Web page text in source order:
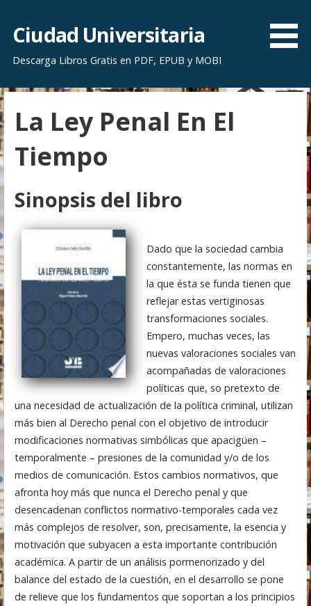
r
a
l
c
o
n
e
n
i
d
o
Ciudad Universitaria
Descarga Libros Gratis en PDF, EPUB y MOBI
La Ley Penal En El
Tiempo
Sinopsis del libro
Dado que la sociedad cambia
constantemente, las normas en
la que ésta se funda tienen que
reflejar estas vertiginosas
transformaciones sociales.
Empero, muchas veces, las
nuevas valoraciones sociales van
acompañadas de valoraciones
políticas que, so pretexto de
una necesidad de actualización de la política criminal, utilizan
más bien al Derecho penal con el objetivo de introducir
modificaciones normativas simbólicas que apacigüen –
temporalmente – presiones de la comunidad y/o de los
medios de comunicación. Estos cambios normativos, que
afronta hoy más que nunca el Derecho penal y que
desencadenan conflictos normativo-temporales cada vez
más complejos de resolver, son, precisamente, la esencia y
motivación que subyacen a esta importante contribución
académica. A partir de un análisis pormenorizado y del
balance del estado de la cuestión, en el desarrollo se pone
de relieve que los fundamentos que soportan a los principios